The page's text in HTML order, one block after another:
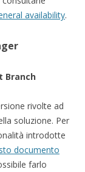
availability.
Branch
rivolte ad
soluzione. Per
introdotte
documento
farlo